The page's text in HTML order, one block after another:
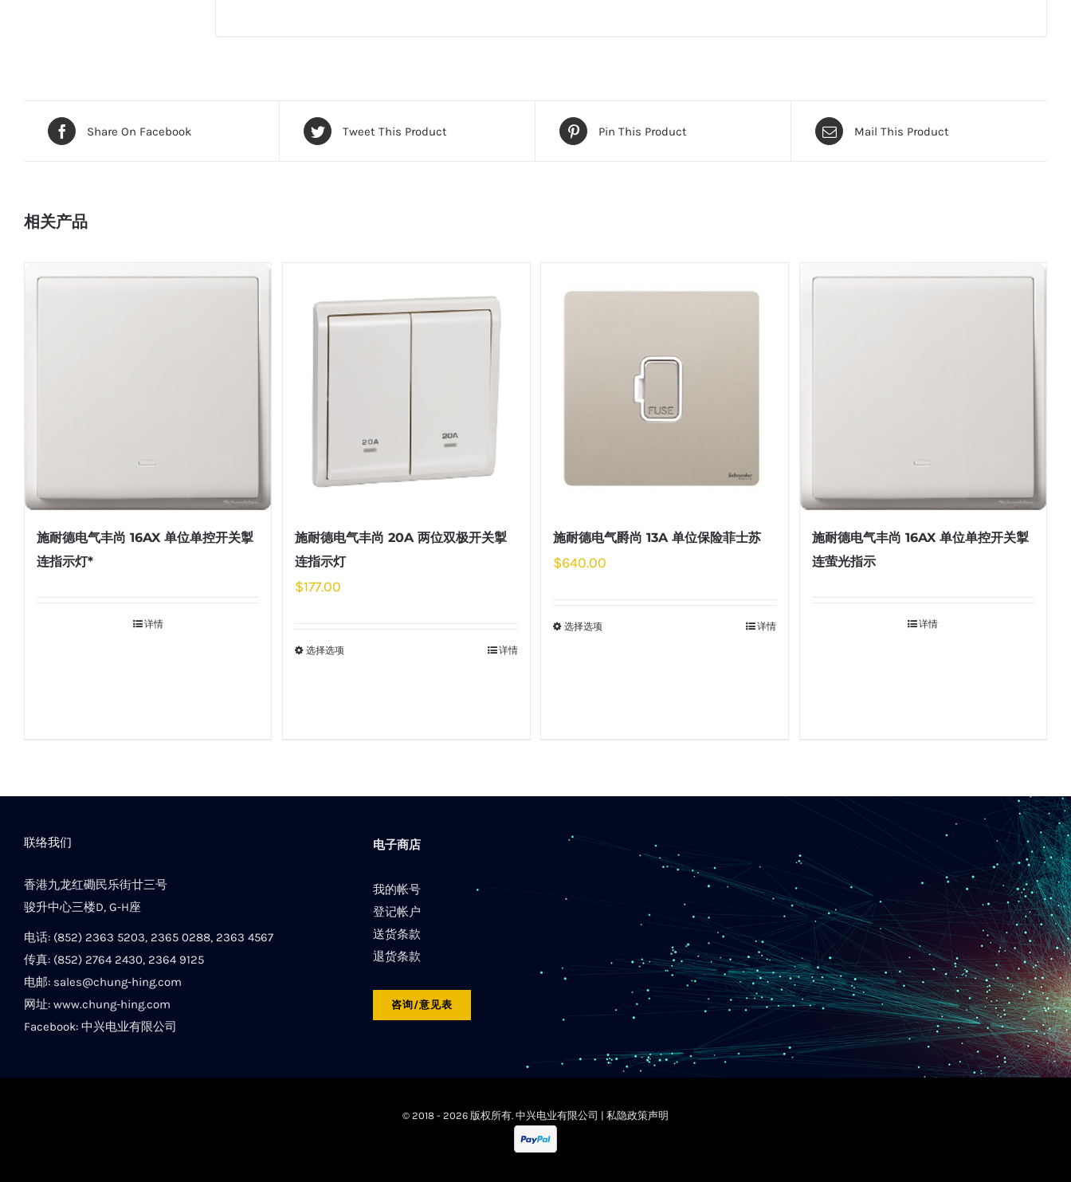
Share On Facebook Tweet This Product Pin This Product Mail This Product
相关产品
施耐德电气丰尚 16AX 单位单控开关掣
连指示灯*
详情
施耐德电气丰尚 20A 两位双极开关掣
连指示灯
$177.00
选择选项 详情
施耐德电气爵尚 13A 单位保险菲士苏
$640.00
选择选项 详情
施耐德电气丰尚 16AX 单位单控开关掣
连萤光指示
详情
联络我们
香港九龙红磡民乐街廿三号
骏升中心三楼D, G-H座
电话: (852) 2363 5203, 2365 0288, 2363 4567
传真: (852) 2764 2430, 2364 9125
电邮: sales@chung-hing.com
网址: www.chung-hing.com
Facebook: 中兴电业有限公司
电子商店
我的帐号
登记帐户
送货条款
退货条款
咨询/意见表
© 2018 - 2026 版权所有. 中兴电业有限公司 | 私隐政策声明